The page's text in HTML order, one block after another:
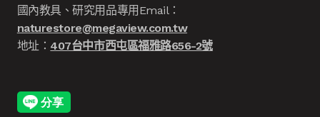
國內教具、研究用品專用Email：
naturestore@megaview.com.tw
地址： 407台中市西屯區福雅路656-2號